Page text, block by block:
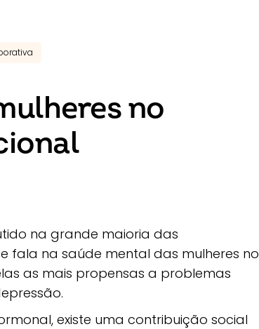
no
na grande maioria das
fala na saúde mental das mulheres no
as mais propensas a problemas
existe uma contribuição social